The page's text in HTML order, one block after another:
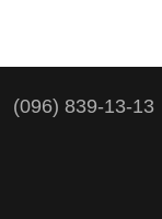
(096) 839-13-13